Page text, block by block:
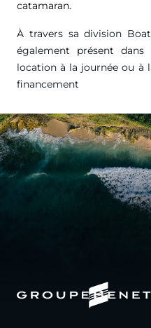
catamaran.
À travers sa division
également présent
location à la journée ou à
financement